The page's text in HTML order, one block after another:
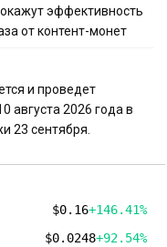
эффективность
от контент-монет
и проведет
августа 2026 года в
23 сентября.
$0.16+146.41%
$0.0248+92.54%